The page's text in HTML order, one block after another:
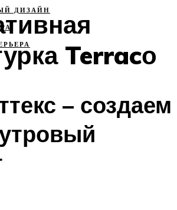
ДИЗАЙН
Terracо
– создаем